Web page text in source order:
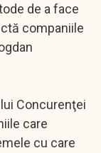
de a face
companiile
Concurenţei
care
cu care